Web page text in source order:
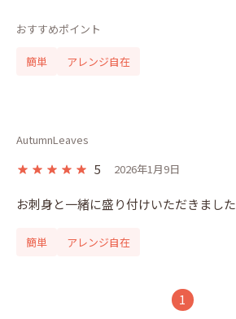
AutumnLeaves
5 2026年1月9日
お刺身と一緒に盛り付けいただきました
簡単 アレンジ自在
1
おすすめポイント
簡単 アレンジ自在